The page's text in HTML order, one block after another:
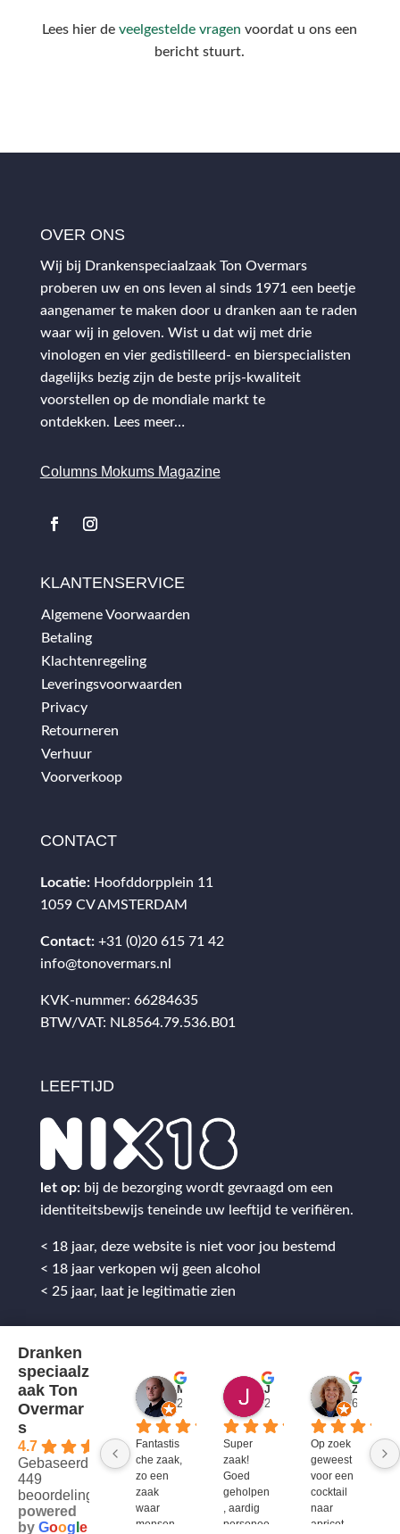
Lees hier deveelgestelde vragen voordat u ons een
bericht stuurt.
OVER ONS
Wij bij Drankenspeciaalzaak Ton Overmars
proberen uw en ons leven al sinds 1971 een beetje
aangenamer te maken door u dranken aan te raden
waar wij in geloven. Wist u dat wij met drie
vinologen en vier gedistilleerd- en bierspecialisten
dagelijks bezig zijn de beste prijs-kwaliteit
voorstellen op de mondiale markt te
ontdekken. Lees meer…
Columns Mokums Magazine
KLANTENSERVICE
Algemene Voorwaarden
Betaling
Klachtenregeling
Leveringsvoorwaarden
Privacy
Retourneren
Verhuur
Voorverkoop
CONTACT
Locatie: Hoofddorpplein 11
1059 CV AMSTERDAM
Contact: +31 (0)20 615 71 42
info@tonovermars.nl
KVK-nummer: 66284635
BTW/VAT: NL8564.79.536.B01
LEEFTIJD
let op: bij de bezorging wordt gevraagd om een
identiteitsbewijs teneinde uw leeftijd te verifiëren.
< 18 jaar, deze website is niet voor jou bestemd
< 18 jaar verkopen wij geen alcohol
< 25 jaar, laat je legitimatie zien
Dranken
speciaalz
aak Ton
Overmar
s
4.7
Gebaseerd op
449
beoordelingen
powered
by Goog e
2 jaar geleden
Fantastis
che zaak,
zo een
zaak
waar
mensen
2 jaar geleden
Super
zaak!
Goed
geholpen
, aardig
personee
6 jaar
Op zoek
geweest
voor een
cocktail
naar
apricot